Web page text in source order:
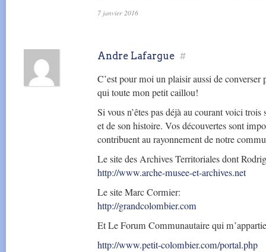
7 janvier 2016
Andre Lafargue #
C’est pour moi un plaisir aussi de converser
qui toute mon petit caillou!
Si vous n’êtes pas déjà au courant voici
et de son histoire. Vos découvertes sont
contribuent au rayonnement de notre
Le site des Archives Territoriales dont
http://www.arche-musee-et-archives.net
Le site Marc Cormier:
http://grandcolombier.com
Et Le Forum Communautaire qui
http://www.petit-colombier.com/portal.php